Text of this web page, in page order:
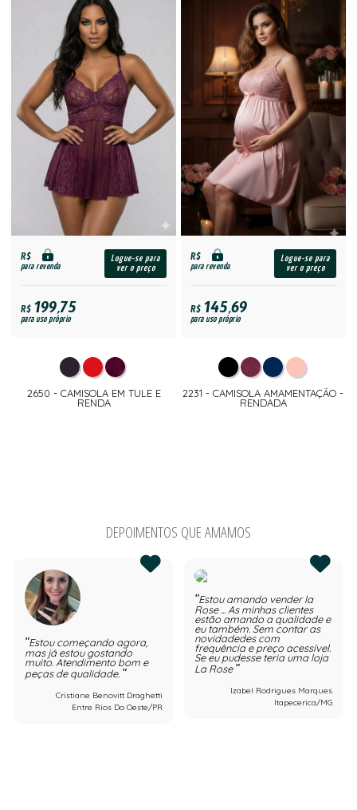
R$
para revenda
Logue-se para
ver o preço
R$199,75
para uso próprio
2650 - CAMISOLA EM TULE E
RENDA
R$
para revenda
Logue-se para
ver o preço
R$145,69
para uso próprio
2231 - CAMISOLA AMAMENTAÇÃO -
RENDADA
DEPOIMENTOS QUE AMAMOS
Estou começando agora,
mas já estou gostando
muito. Atendimento bom e
peças de qualidade.
Cristiane Benovitt Draghetti
Entre Rios Do Oeste/PR
Estou amando vender la
Rose ... As minhas clientes
estão amando a qualidade e
eu também. Sem contar as
novidadedes com
frequência e preço acessível.
Se eu pudesse teria uma loja
La Rose
Izabel Rodrigues Marques
Itapecerica/MG